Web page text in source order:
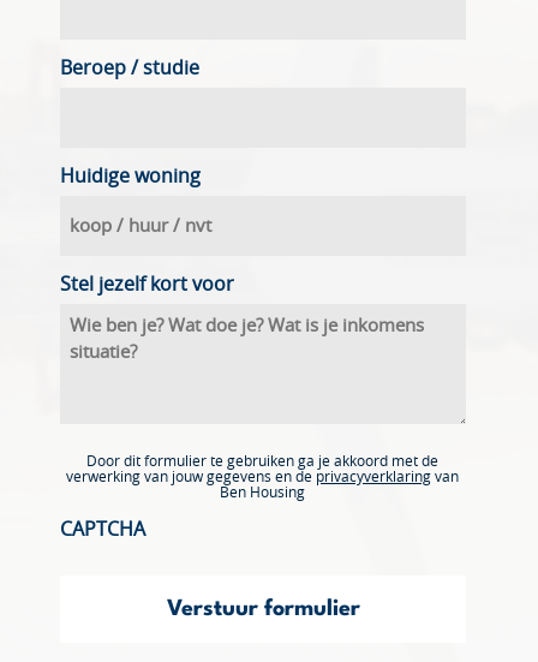
Beroep / studie
Huidige woning
Stel jezelf kort voor
Door dit formulier te gebruiken ga je akkoord met de
verwerking van jouw gegevens en de privacyverklaring van
Ben Housing
CAPTCHA
Verstuur formulier